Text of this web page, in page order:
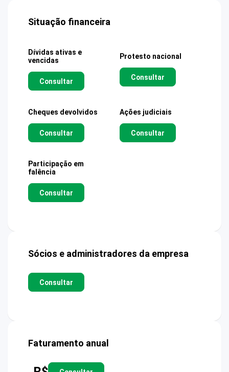
Situação financeira
Dívidas ativas e
vencidas
Consultar
Protesto nacional
Consultar
Cheques devolvidos
Consultar
Ações judiciais
Consultar
Participação em
falência
Consultar
Sócios e administradores da empresa
Consultar
Faturamento anual